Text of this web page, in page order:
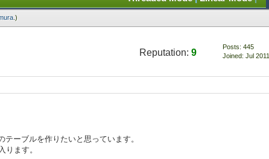
.)
Reputation: 9
Posts: 445
Joined: Jul 2011
ーブルを作りたいと思っています。
ます。